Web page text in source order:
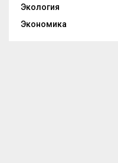
Экология
Экономика